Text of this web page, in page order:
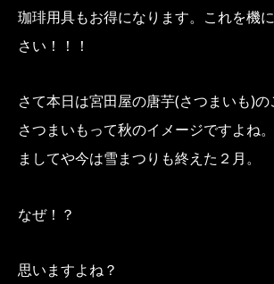
珈琲用具もお得になります。これを機
さい！！！
さて本日は宮田屋の唐芋(さつまいも)の
さつまいもって秋のイメージですよね。
ましてや今は雪まつりも終えた２月。
なぜ！？
思いますよね？